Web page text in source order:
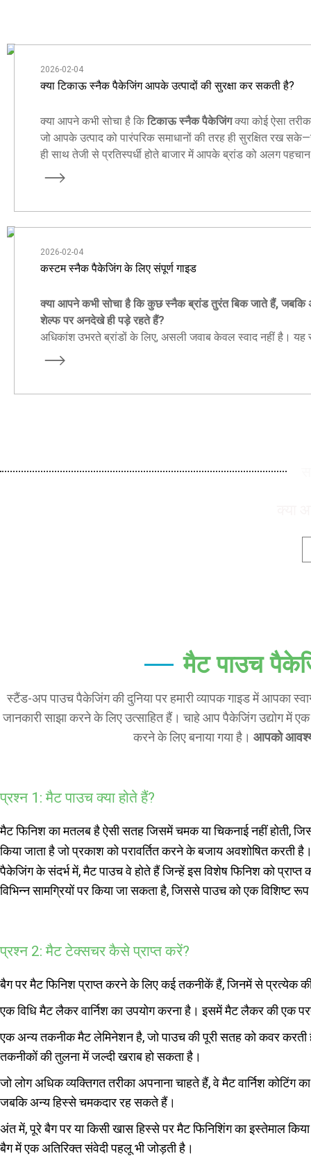
2026-02-04
क्या टिकाऊ स्नैक पैकेजिंग आपके उत्पादों की सुरक्षा कर सकती है?
क्या आपने कभी सोचा है किटिकाऊ स्नैक पैकेजिंगक्या कोई ऐसा
जो आपके उत्पाद को पारंपरिक समाधानों की तरह ही सुरक्षित रख
ही साथ तेजी से प्रतिस्पर्धी होते बाजार में आपके ब्रांड को अलग पहचान
दिलाने में मदद कर सके?
2026-02-04
कस्टम स्नैक पैकेजिंग के लिए संपूर्ण गाइड
क्या आपने कभी सोचा है कि कुछ स्नैक ब्रांड तुरंत बिक जाते हैं, जबकि
शेल्फ पर अनदेखे ही पड़े रहते हैं?
अधिकांश उभरते ब्रांडों के लिए, असली जवाब केवल स्वाद नहीं है। यह
प्रदर्शन-संचालित और ब्रांड-केंद्रित है।
मैट पाउच
स्टैंड-अप पाउच पैकेजिंग की दुनिया पर हमारी व्यापक गाइड में आपका
जानकारी साझा करने के लिए उत्साहित हैं। चाहे आप पैकेजिंग उद्योग में
करने के लिए बनाया गया है। आपको
प्रश्न 1: मैट पाउच क्या होते हैं?
मैट फिनिश का मतलब है ऐसी सतह जिसमें चमक या चिकनाई नहीं होती,
किया जाता है जो प्रकाश को परावर्तित करने के बजाय अवशोषित करती
पैकेजिंग के संदर्भ में, मैट पाउच वे होते हैं जिन्हें इस विशेष फिनिश को प्राप्त
विभिन्न सामग्रियों पर किया जा सकता है, जिससे पाउच को एक विशिष्ट
प्रश्न 2: मैट टेक्सचर कैसे प्राप्त करें?
बैग पर मैट फिनिश प्राप्त करने के लिए कई तकनीकें हैं, जिनमें से प्रत्येक
एक विधि मैट लैकर वार्निश का उपयोग करना है। इसमें मैट लैकर की एक
एक अन्य तकनीक मैट लेमिनेशन है, जो पाउच की पूरी सतह को कवर करती
तकनीकों की तुलना में जल्दी खराब हो सकता है।
जो लोग अधिक व्यक्तिगत तरीका अपनाना चाहते हैं, वे मैट वार्निश
जबकि अन्य हिस्से चमकदार रह सकते हैं।
अंत में, पूरे बैग पर या किसी खास हिस्से पर मैट फिनिशिंग का इस्तेमाल
बैग में एक अतिरिक्त संवेदी पहलू भी जोड़ती है।